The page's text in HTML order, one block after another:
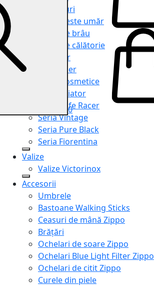
Rucsacuri
Genți peste umăr
Genți de brâu
Genți de călătorie
Shopper
Organiser
Truse cosmetice
Seria Aviator
Seria Cafe Racer
Seria Vintage
Seria Pure Black
Seria Fiorentina
Valize
Valize Victorinox
Accesorii
Umbrele
Bastoane Walking Sticks
Ceasuri de mână Zippo
Brățări
Ochelari de soare Zippo
Ochelari Blue Light Filter Zippo
Ochelari de citit Zippo
Curele din piele
0